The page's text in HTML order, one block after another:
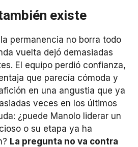
existe
permanencia no borra todo
vuelta dejó demasiadas
El equipo perdió confianza,
que parecía cómoda y
en una angustia que ya
veces en los últimos
¿puede Manolo liderar un
o su etapa ya ha
La pregunta no va contra